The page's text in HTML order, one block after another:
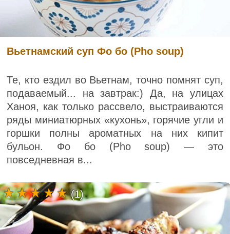
Вьетнамский суп Фо бо (Pho soup)
Те, кто ездил во Вьетнам, точно помнят суп,
подаваемый... на завтрак:) Да, на улицах
Ханоя, как только рассвело, выстраиваются
ряды миниатюрных «кухонь», горячие угли и
горшки полны ароматных на них кипит
бульон. Фо бо (Pho soup) — это
повседневная в...
(1)